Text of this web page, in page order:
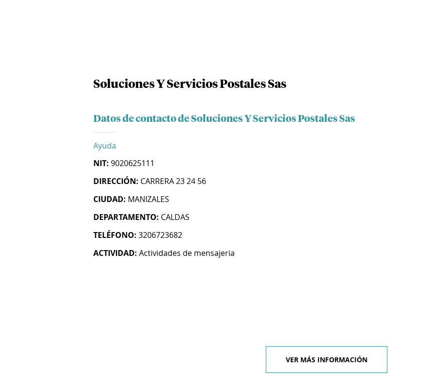
Soluciones Y Servicios Postales Sas
Datos de contacto de Soluciones Y Servicios Postales Sas
Ayuda
NIT: 9020625111
DIRECCIÓN: CARRERA 23 24 56
CIUDAD: MANIZALES
DEPARTAMENTO: CALDAS
TELÉFONO: 3206723682
ACTIVIDAD: Actividades de mensajeria
VER MÁS INFORMACIÓN